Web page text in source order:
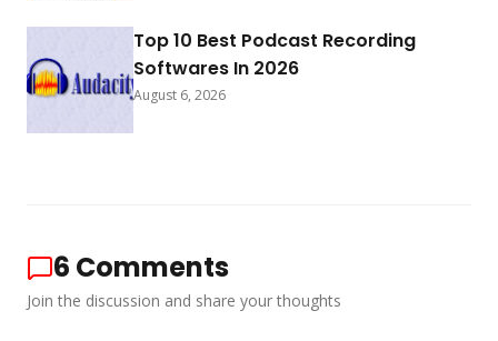
Top 10 Best Podcast Recording
Softwares In 2026
August 6, 2026
6 Comments
Join the discussion and share your thoughts